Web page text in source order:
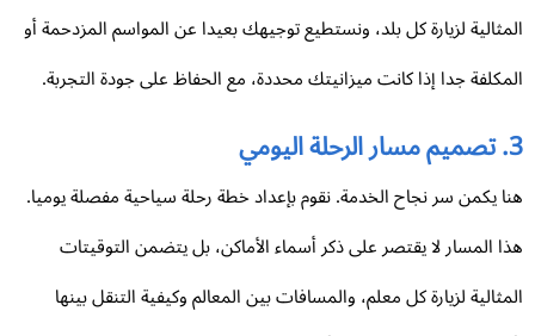
لزيارة كل بلد، ونستطيع توجيهك بعيدا عن المواسم المزدحمة أو
جدا إذا كانت ميزانيتك محددة، مع الحفاظ على جودة التجربة.
يكمن سر نجاح الخدمة. نقوم بإعداد خطة رحلة سياحية مفصلة يوميا.
المسار لا يقتصر على ذكر أسماء الأماكن، بل يتضمن التوقيتات
لزيارة كل معلم، والمسافات بين المعالم وكيفية التنقل بينها